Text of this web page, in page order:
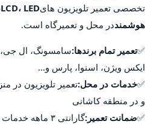
تخصصی تعمیر تلویزیون های
هوشمنددر محل و تعمیرگاه است.
✅تعمیر تمام برندها:سامسونگ، ال جی،
ایکس ویژن، اسنوا، پارس و...
✅خدمات در محل:تعمیر تلویزیون در
و در منطقه کاشانی
✅ضمانت تعمیر:گارانتی ۳ ماهه خدمات و استفاده از قطعات اصلی